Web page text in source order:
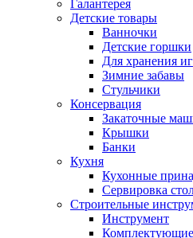
Галантерея
Детские товары
Ванночки
Детские горшки
Для хранения
Зимние забавы
Стульчики
Консервация
Закаточные
Крышки
Банки
Кухня
Кухонные
Сервировка
Строительные
Инструмент
Комплектующие